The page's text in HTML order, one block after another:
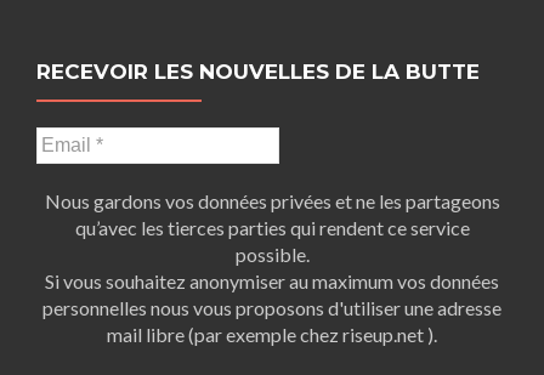
RECEVOIR LES NOUVELLES DE LA BUTTE
Nous gardons vos données privées et ne les partageons
qu’avec les tierces parties qui rendent ce service
possible.
Si vous souhaitez anonymiser au maximum vos données
personnelles nous vous proposons d'utiliser une adresse
mail libre (par exemple chez riseup.net ).